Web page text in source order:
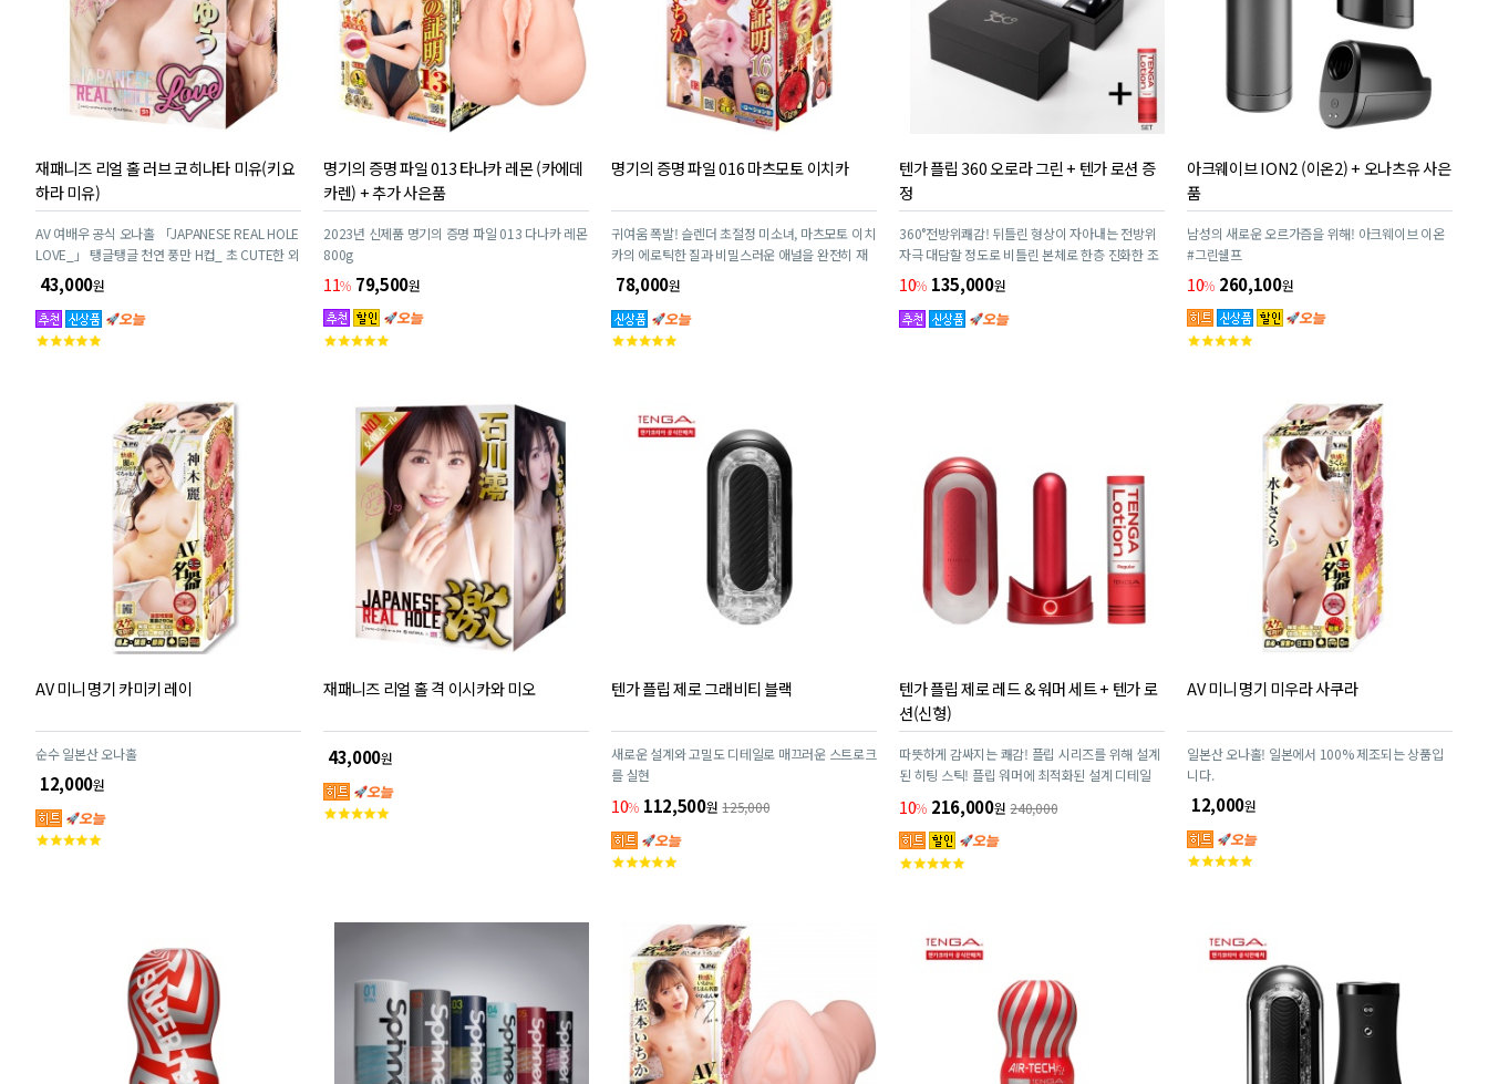
재패니즈 리얼 홀 러브 코히나타 미유(키요
하라 미유)
AV 여배우 공식 오나홀 「JAPANESE REAL HOLE
LOVE_」 탱글탱글 천연 풍만 H컵_ 초 CUTE한 외
모에 갓 스타일!! 코히나타 미유의 그곳을 끝까지
맛본다!
43,000원
고
명기의 증명 파일 013 타나카 레몬 (카에데
카렌) + 추가 사은품
2023년 신제품 명기의 증명 파일 013 다나카 레몬
800g
11% 79,500원
고
명기의 증명 파일 016 마츠모토 이치카
귀여움 폭발! 슬렌더 초절정 미소녀, 마츠모토 이치
카의 에로틱한 질과 비밀스러운 애널을 완전히 재
현!
78,000원
고
텐가 플립 360 오로라 그린 + 텐가 로션 증
정
360°전방위쾌감! 뒤틀린 형상이 자아내는 전방위
자극 대담할 정도로 비틀린 본체로 한층 진화한 조
작감! 기존 FLIP 시리즈의 상식을 뛰어넘어 극단적
인 전방위 체험을 제공합니다.
10% 135,000원
아크웨이브 ION2 (이온2) + 오나츠유 사은
품
남성의 새로운 오르가즘을 위해! 아크웨이브 이온
#그린쉘프
10% 260,100원
고
AV 미니 명기 카미키 레이
순수 일본산 오나홀
12,000원
고
재패니즈 리얼 홀 격 이시카와 미오
43,000원
고
텐가 플립 제로 그래비티 블랙
새로운 설계와 고밀도 디테일로 매끄러운 스트로크
를 실현
10% 112,500원 125,000
고
텐가 플립 제로 레드 & 워머 세트 + 텐가 로
션(신형)
따뜻하게 감싸지는 쾌감! 플립 시리즈를 위해 설계
된 히팅 스틱! 플립 워머에 최적화된 설계 디테일
10% 216,000원 240,000
고
AV 미니 명기 미우라 사쿠라
일본산 오나홀! 일본에서 100% 제조되는 상품입
니다.
12,000원
고